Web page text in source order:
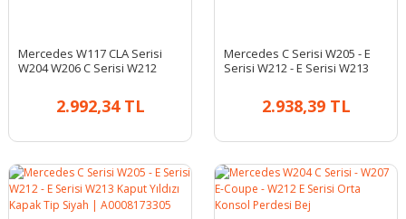
Mercedes W117 CLA Serisi
W204 W206 C Serisi W212
Lambası Led | ULO 1120500
2.992,34 TL
Mercedes C Serisi W205 - E
Serisi W212 - E Serisi W213
A21281703162.938,39 TL